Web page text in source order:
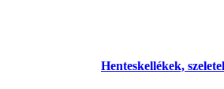
Henteskellékek,